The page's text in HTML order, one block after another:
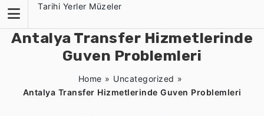
content
Tarihi Yerler Müzeler
Antalya Transfer Hizmetlerinde
Guven Problemleri
Home » Uncategorized »
Antalya Transfer Hizmetlerinde Guven Problemleri